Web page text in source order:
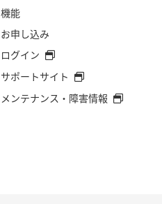
機能
お申し込み
ログイン
サポートサイト
メンテナンス・障害情報